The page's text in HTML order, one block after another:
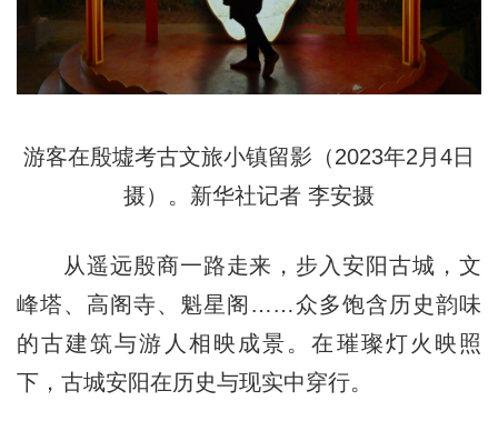
游客在殷墟考古文旅小镇留影（2023年2月4日
摄）。新华社记者 李安摄
从遥远殷商一路走来，步入安阳古城，文
峰塔、高阁寺、魁星阁……众多饱含历史韵味
的古建筑与游人相映成景。在璀璨灯火映照
下，古城安阳在历史与现实中穿行。